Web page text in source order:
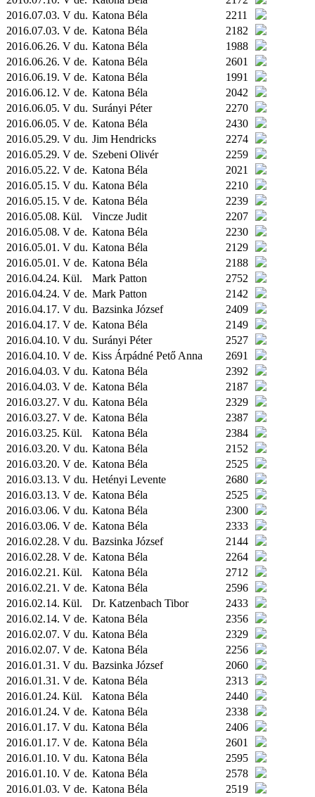
2016.07.03. V du. Katona Béla
2211
2016.07.03. V de. Katona Béla
2182
2016.06.26. V du. Katona Béla
1988
2016.06.26. V de. Katona Béla
2601
2016.06.19. V de. Katona Béla
1991
2016.06.12. V de. Katona Béla
2042
2016.06.05. V du. Surányi Péter
2270
2016.06.05. V de. Katona Béla
2430
2016.05.29. V du. Jim Hendricks
2274
2016.05.29. V de. Szebeni Olivér
2259
2016.05.22. V de. Katona Béla
2021
2016.05.15. V du. Katona Béla
2210
2016.05.15. V de. Katona Béla
2239
2016.05.08. Kül. Vincze Judit
2207
2016.05.08. V de. Katona Béla
2230
2016.05.01. V du. Katona Béla
2129
2016.05.01. V de. Katona Béla
2188
2016.04.24. Kül. Mark Patton
2752
2016.04.24. V de. Mark Patton
2142
2016.04.17. V du. Bazsinka József
2409
2016.04.17. V de. Katona Béla
2149
2016.04.10. V du. Surányi Péter
2527
2016.04.10. V de. Kiss Árpádné Pető Anna
2691
2016.04.03. V du. Katona Béla
2392
2016.04.03. V de. Katona Béla
2187
2016.03.27. V du. Katona Béla
2329
2016.03.27. V de. Katona Béla
2387
2016.03.25. Kül. Katona Béla
2384
2016.03.20. V du. Katona Béla
2152
2016.03.20. V de. Katona Béla
2525
2016.03.13. V du. Hetényi Levente
2680
2016.03.13. V de. Katona Béla
2525
2016.03.06. V du. Katona Béla
2300
2016.03.06. V de. Katona Béla
2333
2016.02.28. V du. Bazsinka József
2144
2016.02.28. V de. Katona Béla
2264
2016.02.21. Kül. Katona Béla
2712
2016.02.21. V de. Katona Béla
2596
2016.02.14. Kül. Dr. Katzenbach Tibor
2433
2016.02.14. V de. Katona Béla
2356
2016.02.07. V du. Katona Béla
2329
2016.02.07. V de. Katona Béla
2256
2016.01.31. V du. Bazsinka József
2060
2016.01.31. V de. Katona Béla
2313
2016.01.24. Kül. Katona Béla
2440
2016.01.24. V de. Katona Béla
2338
2016.01.17. V du. Katona Béla
2406
2016.01.17. V de. Katona Béla
2601
2016.01.10. V du. Katona Béla
2595
2016.01.10. V de. Katona Béla
2578
2016.01.03. V de. Katona Béla
2519